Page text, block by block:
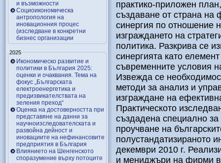
и възможности
Социоикономическа
антропология на
иновационния процес
(изследване в конкретни
бизнес организации
2025
Икономическо развитие и
политики в България 2025:
оценки и очаквания. Тема на
фокус „Българската
електроенергетика и
предизвикателствата на
зеления преход“
Оценка на достоверността при
представяне на данни за
научноизследователската и
развойна дейност и
иновациите на нефинансовите
предприятия в България
Влиянието на Шенгенското
споразумение върху потоците
практико-приложен
създаване от страна на
синергия по отношение
изграждането на
политика. Разкрива се
синергията като
съвременните условия
Извежда се
методи за анализ и
изграждане на
Практическото
създадена специално
проучване на
полустандатизираното
декември 2010 г.
и мениджъри на фирми